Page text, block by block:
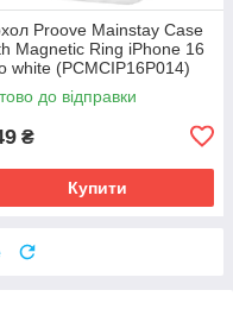
Proove Mainstay Case
Magnetic Ring iPhone 16
white (PCMCIP16P014)
до відправки
₴
Купити